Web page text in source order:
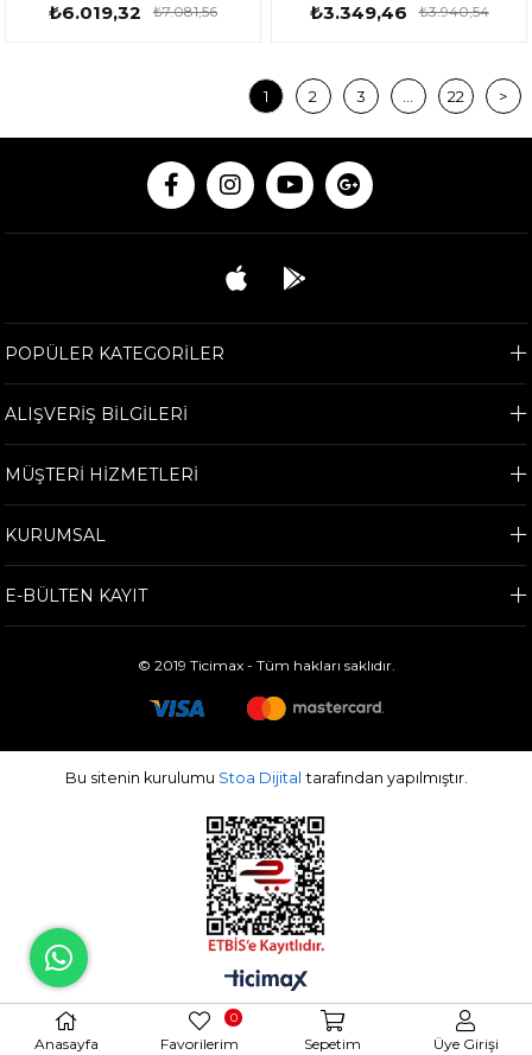
₺6.019,32 ₺7.081,56 ₺3.349,46 ₺3.940,54
1 2 3 ... 22 >
POPÜLER KATEGORİLER
ALIŞVERİŞ BİLGİLERİ
MÜŞTERİ HİZMETLERİ
KURUMSAL
E-BÜLTEN KAYIT
© 2019 Ticimax - Tüm hakları saklıdır.
Bu sitenin kurulumu Stoa Dijital tarafından yapılmıştır.
Anasayfa Favorilerim
0
Sepetim Üye Girişi